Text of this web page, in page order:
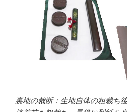
裏地の裁断：生地自体の粗裁ち